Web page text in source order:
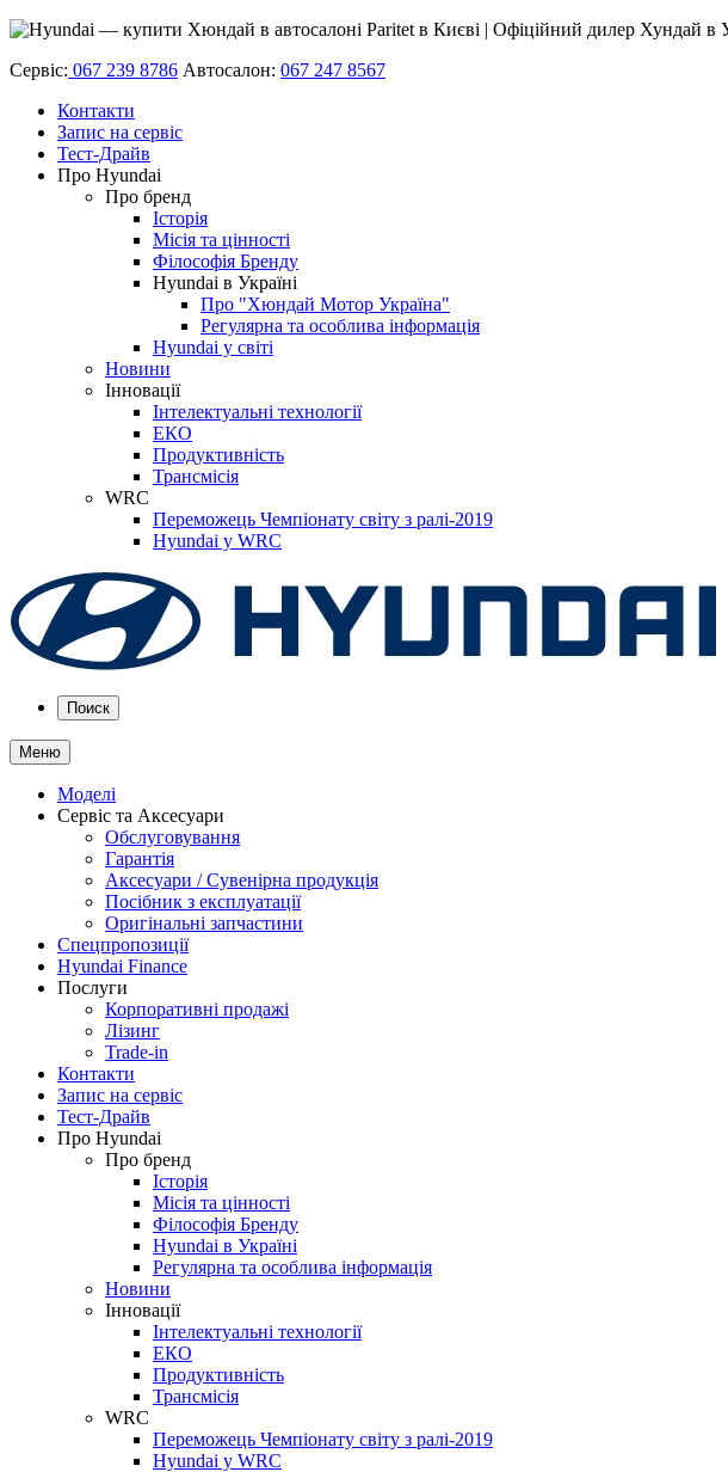
Сервіс: 067 239 8786 Автосалон: 067 247 8567
Контакти
Запис на сервіс
Тест-Драйв
Про Hyundai
Про бренд
Історія
Місія та цінності
Філософія Бренду
Hyundai в Україні
Про "Хюндай Мотор Україна"
Регулярна та особлива інформація
Hyundai у світі
Новини
Інновації
Інтелектуальні технології
ЕКО
Продуктивність
Трансмісія
WRC
Переможець Чемпіонату світу з ралі-2019
Hyundai у WRC
Поиск
Меню
Моделі
Сервіс та Аксесуари
Обслуговування
Гарантія
Аксесуари / Сувенірна продукція
Посібник з експлуатації
Оригінальні запчастини
Спецпропозиції
Hyundai Finance
Послуги
Корпоративні продажі
Лізинг
Trade-in
Контакти
Запис на сервіс
Тест-Драйв
Про Hyundai
Про бренд
Історія
Місія та цінності
Філософія Бренду
Hyundai в Україні
Регулярна та особлива інформація
Новини
Інновації
Інтелектуальні технології
ЕКО
Продуктивність
Трансмісія
WRC
Переможець Чемпіонату світу з ралі-2019
Hyundai у WRC